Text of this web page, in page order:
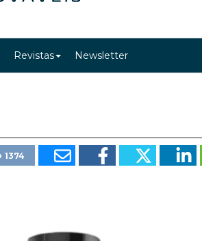
Revistas Newsletter
1374